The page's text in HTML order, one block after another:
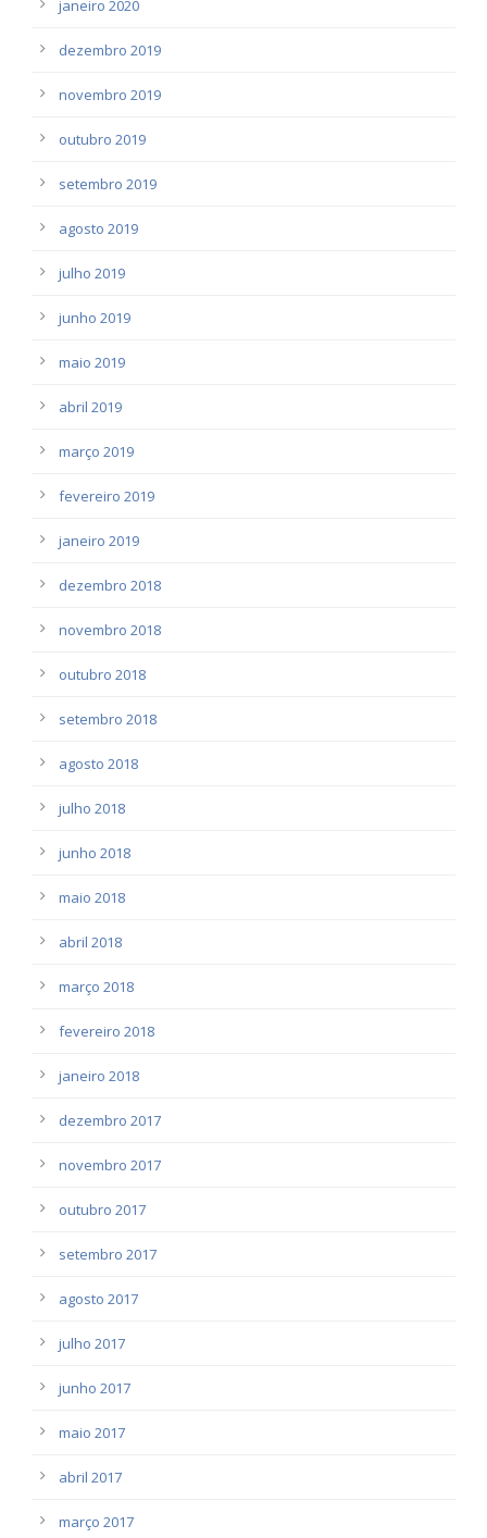
janeiro 2020
dezembro 2019
novembro 2019
outubro 2019
setembro 2019
agosto 2019
julho 2019
junho 2019
maio 2019
abril 2019
março 2019
fevereiro 2019
janeiro 2019
dezembro 2018
novembro 2018
outubro 2018
setembro 2018
agosto 2018
julho 2018
junho 2018
maio 2018
abril 2018
março 2018
fevereiro 2018
janeiro 2018
dezembro 2017
novembro 2017
outubro 2017
setembro 2017
agosto 2017
julho 2017
junho 2017
maio 2017
abril 2017
março 2017